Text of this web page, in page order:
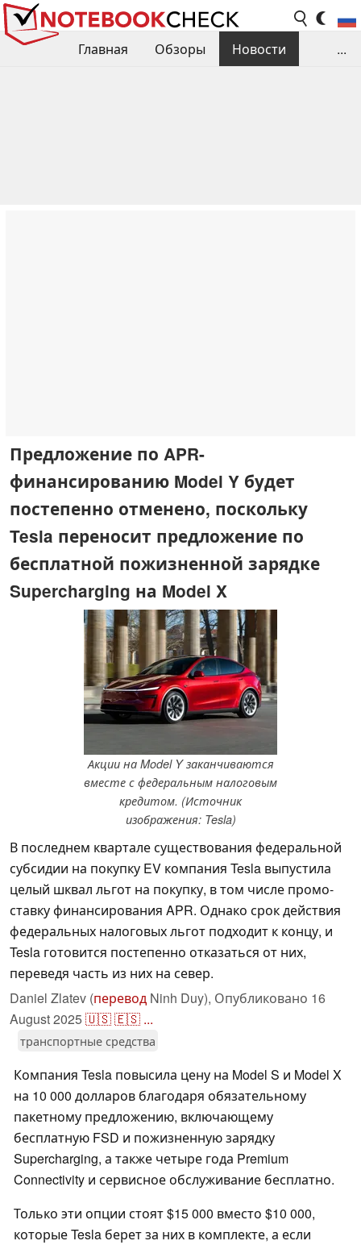
Главная Обзоры
Новости
...
Предложение по APR-
финансированию Model Y будет
постепенно отменено, поскольку
Tesla переносит предложение по
бесплатной пожизненной зарядке
Supercharging на Model X
Акции на Model Y заканчиваются
вместе с федеральным налоговым
кредитом. (Источник
изображения: Tesla)
В последнем квартале существования федеральной
субсидии на покупку EV компания Tesla выпустила
целый шквал льгот на покупку, в том числе промо-
ставку финансирования APR. Однако срок действия
федеральных налоговых льгот подходит к концу, и
Tesla готовится постепенно отказаться от них,
переведя часть из них на север.
Daniel Zlatev (перевод Ninh Duy), Опубликовано 16
August 2025🇺🇸🇪🇸 ...
транспортные средства
Компания Tesla повысила цену на Model S и Model X
на 10 000 долларов благодаря обязательному
пакетному предложению, включающему
бесплатную FSD и пожизненную зарядку
Supercharging, а также четыре года Premium
Connectivity и сервисное обслуживание бесплатно.
Только эти опции стоят $15 000 вместо $10 000,
которые Tesla берет за них в комплекте, а если